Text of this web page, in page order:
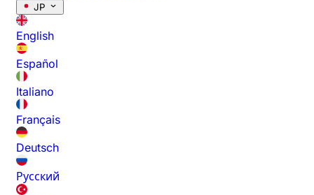
JP
English
Español
Italiano
Français
Deutsch
Русский